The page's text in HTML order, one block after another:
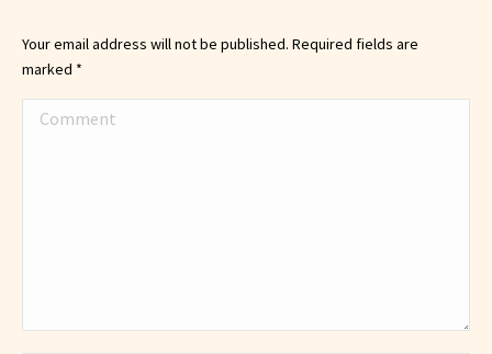
Your email address will not be published. Required fields are
marked *
Comment